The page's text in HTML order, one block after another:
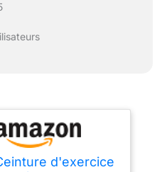
d'exercice